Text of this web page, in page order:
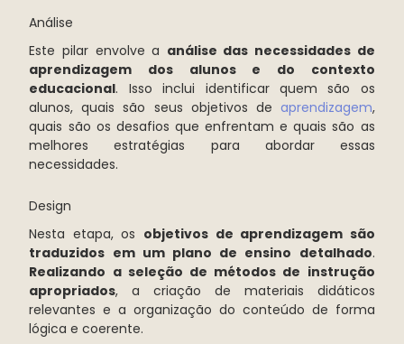
Análise
Este pilar envolve a análise das necessidades de
aprendizagem dos alunos e do contexto
educacional. Isso inclui identificar quem são os
alunos, quais são seus objetivos de aprendizagem,
quais são os desafios que enfrentam e quais são as
melhores estratégias para abordar essas
necessidades.
Design
Nesta etapa, os objetivos de aprendizagem são
traduzidos em um plano de ensino detalhado.
Realizando a seleção de métodos de instrução
apropriados, a criação de materiais didáticos
relevantes e a organização do conteúdo de forma
lógica e coerente.